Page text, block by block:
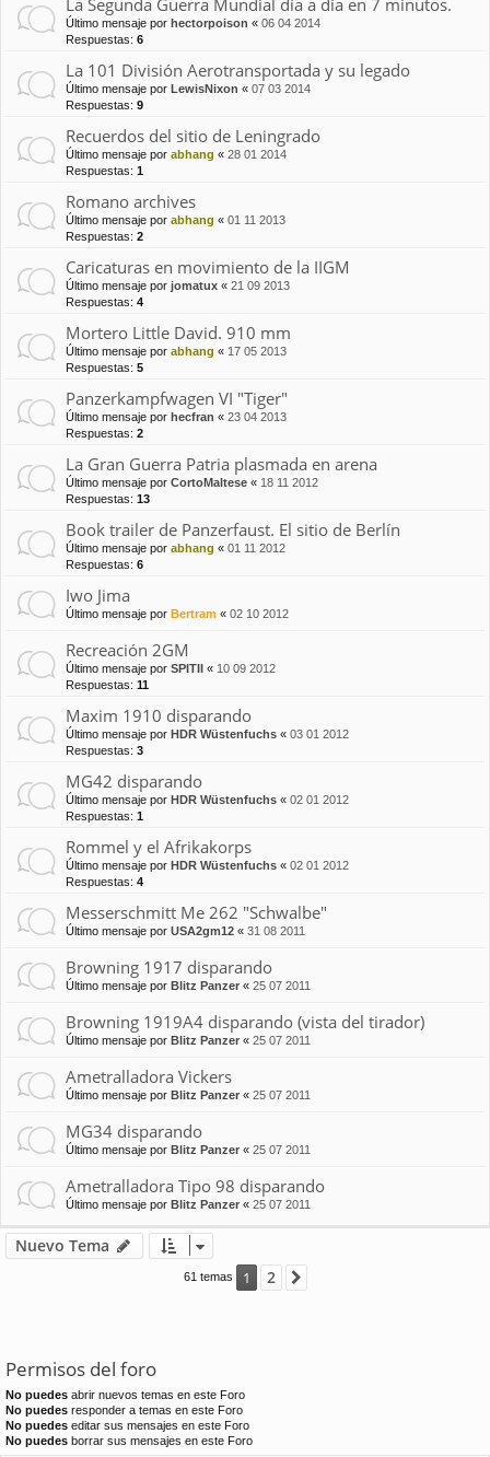
La Segunda Guerra Mundial día a día en 7 minutos.
Último mensaje por hectorpoison « 06 04 2014
Respuestas: 6
La 101 División Aerotransportada y su legado
Último mensaje por LewisNixon « 07 03 2014
Respuestas: 9
Recuerdos del sitio de Leningrado
Último mensaje por abhang « 28 01 2014
Respuestas: 1
Romano archives
Último mensaje por abhang « 01 11 2013
Respuestas: 2
Caricaturas en movimiento de la IIGM
Último mensaje por jomatux « 21 09 2013
Respuestas: 4
Mortero Little David. 910 mm
Último mensaje por abhang « 17 05 2013
Respuestas: 5
Panzerkampfwagen VI "Tiger"
Último mensaje por hecfran « 23 04 2013
Respuestas: 2
La Gran Guerra Patria plasmada en arena
Último mensaje por CortoMaltese « 18 11 2012
Respuestas: 13
Book trailer de Panzerfaust. El sitio de Berlín
Último mensaje por abhang « 01 11 2012
Respuestas: 6
Iwo Jima
Último mensaje por Bertram « 02 10 2012
Recreación 2GM
Último mensaje por SPITII « 10 09 2012
Respuestas: 11
Maxim 1910 disparando
Último mensaje por HDR Wüstenfuchs « 03 01 2012
Respuestas: 3
MG42 disparando
Último mensaje por HDR Wüstenfuchs « 02 01 2012
Respuestas: 1
Rommel y el Afrikakorps
Último mensaje por HDR Wüstenfuchs « 02 01 2012
Respuestas: 4
Messerschmitt Me 262 "Schwalbe"
Último mensaje por USA2gm12 « 31 08 2011
Browning 1917 disparando
Último mensaje por Blitz Panzer « 25 07 2011
Browning 1919A4 disparando (vista del tirador)
Último mensaje por Blitz Panzer « 25 07 2011
Ametralladora Vickers
Último mensaje por Blitz Panzer « 25 07 2011
MG34 disparando
Último mensaje por Blitz Panzer « 25 07 2011
Ametralladora Tipo 98 disparando
Último mensaje por Blitz Panzer « 25 07 2011
Nuevo Tema
61 temas 1 2
Permisos del foro
No puedes abrir nuevos temas en este Foro
No puedes responder a temas en este Foro
No puedes editar sus mensajes en este Foro
No puedes borrar sus mensajes en este Foro